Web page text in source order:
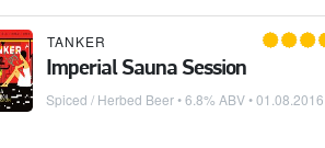
TANKER
Imperial Sauna Session
Spiced / Herbed Beer• 6.8% ABV •01.08.2016